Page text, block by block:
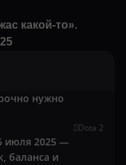
какой-то».
нужно
Dota 2
июля 2025 —
баланса и